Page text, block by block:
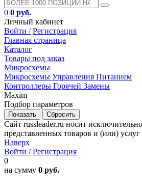
0 0 руб.
Личный кабинет
Войти / Регистрация
Главная страница
Каталог
Товары под заказ
Микросхемы
Микросхемы Управления Питанием
Контроллеры Горячей Замены
Maxim
Подбор параметров
Сайт russleader.ru носит
представленных товаров и (или)
Наверх
Войти / Регистрация
0
на сумму 0 руб.